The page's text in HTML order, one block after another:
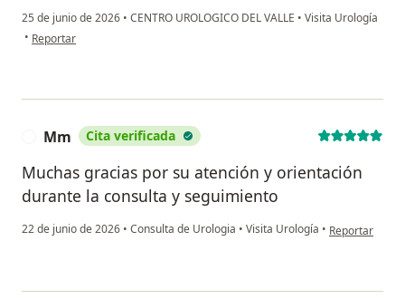
25 de junio de 2026 • CENTRO UROLOGICO DEL VALLE • Visita Urología
• en opinión del usuario Luís Alberto Mora
Reportar
Mm Cita verificada
Muchas gracias por su atención y orientación
durante la consulta y seguimiento
22 de junio de 2026 • Consulta de Urologia • Visita Urología • en opinión del
Reportar